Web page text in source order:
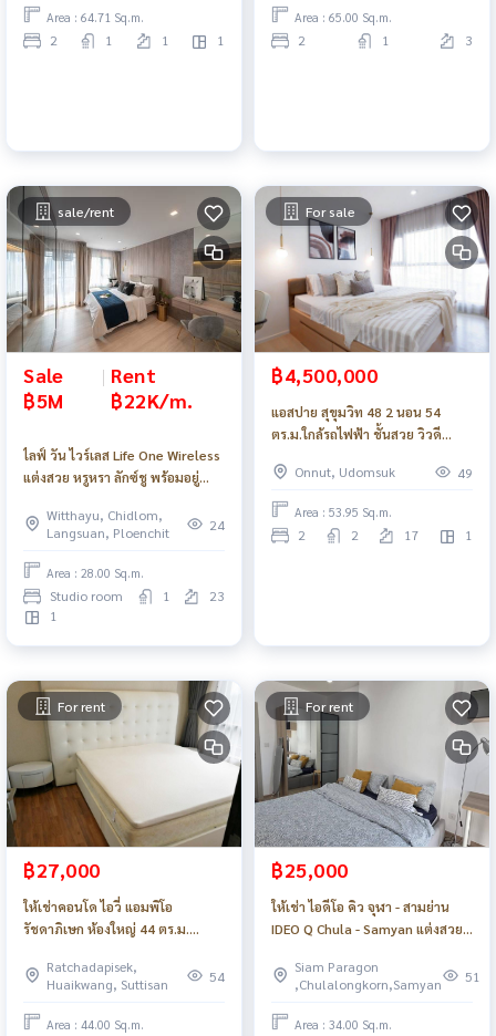
Area : 64.71 Sq.m.
2 1 1 1
Area : 65.00 Sq.m.
2 1 3
sale/rent
Sale
฿5M
| Rent
฿22K/m.
ไลฟ์ วัน ไวร์เลส Life One Wireless
แต่งสวย หรูหรา ลักซ์ชู พร้อมอยู่
Witthayu, Chidlom,
Langsuan, Ploenchit
24
Area : 28.00 Sq.m.
Studio room 1
23
1
For sale
฿4,500,000
แอสปาย สุขุมวิท 48 2 นอน 54
ตร.ม.ใกล้รถไฟฟ้า ชั้นสวย วิวดี
Onnut, Udomsuk
49
Area : 53.95 Sq.m.
2 2 17 1
For rent
฿27,000
ให้เช่าคอนโด ไอวี่ แอมพิโอ
รัชดาภิเษก ห้องใหญ่ 44 ตร.ม.
ของกินเพียบ_Do911
Ratchadapisek,
Huaikwang, Suttisan
54
Area : 44.00 Sq.m.
For rent
฿25,000
ให้เช่า ไอดีโอ คิว จุฬา - สามย่าน
IDEO Q Chula - Samyan แต่งสวย
ครบ_Do910
Siam Paragon
,Chulalongkorn,Samyan
51
Area : 34.00 Sq.m.